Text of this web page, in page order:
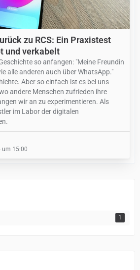
zu RCS: Ein Praxistest
und verkabelt
so anfangen: "Meine Freundin
alle anderen auch über WhatsApp."
Aber so einfach ist es bei uns
andere Menschen zufrieden ihre
wir an zu experimentieren. Als
im Labor der digitalen
um 15:00
1